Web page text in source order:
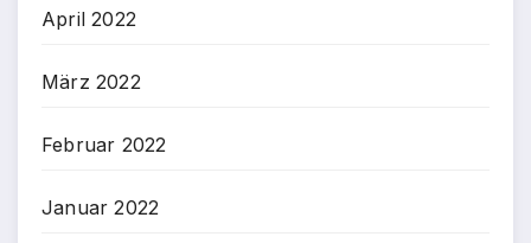
April 2022
März 2022
Februar 2022
Januar 2022